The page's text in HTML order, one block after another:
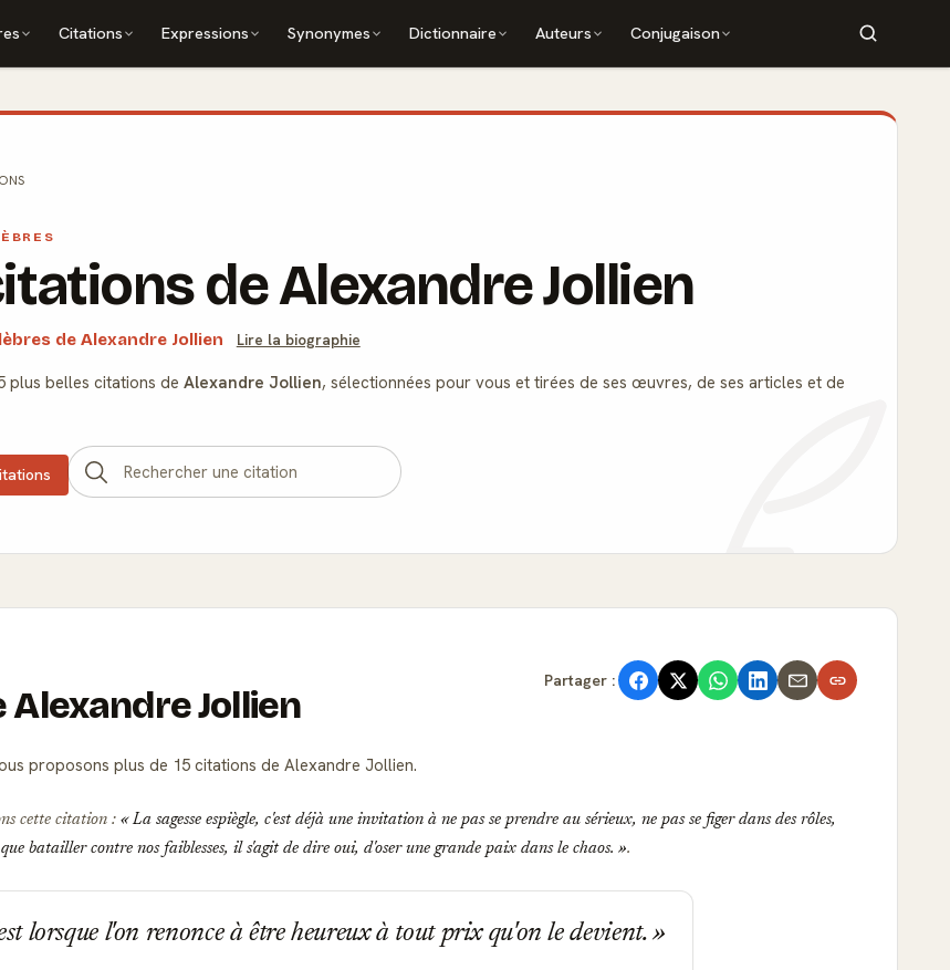
Citations Expressions Synonymes Dictionnaire Auteurs Conjugaison
de Alexandre Jollien
de Alexandre Jollien Lire la biographie
plus belles citations de Alexandre Jollien, sélectionnées pour vous et tirées de ses œuvres, de ses articles et de
Jollien
Partager :
proposons plus de 15 citations de Alexandre Jollien.
cette citation :
La sagesse espiègle, c'est déjà une invitation à ne pas se prendre au sérieux, ne pas se figer dans des rôles,
batailler contre nos faiblesses, il s'agit de dire oui, d'oser une grande paix dans le chaos. .
lorsque l'on renonce à être heureux à tout prix qu'on le devient.